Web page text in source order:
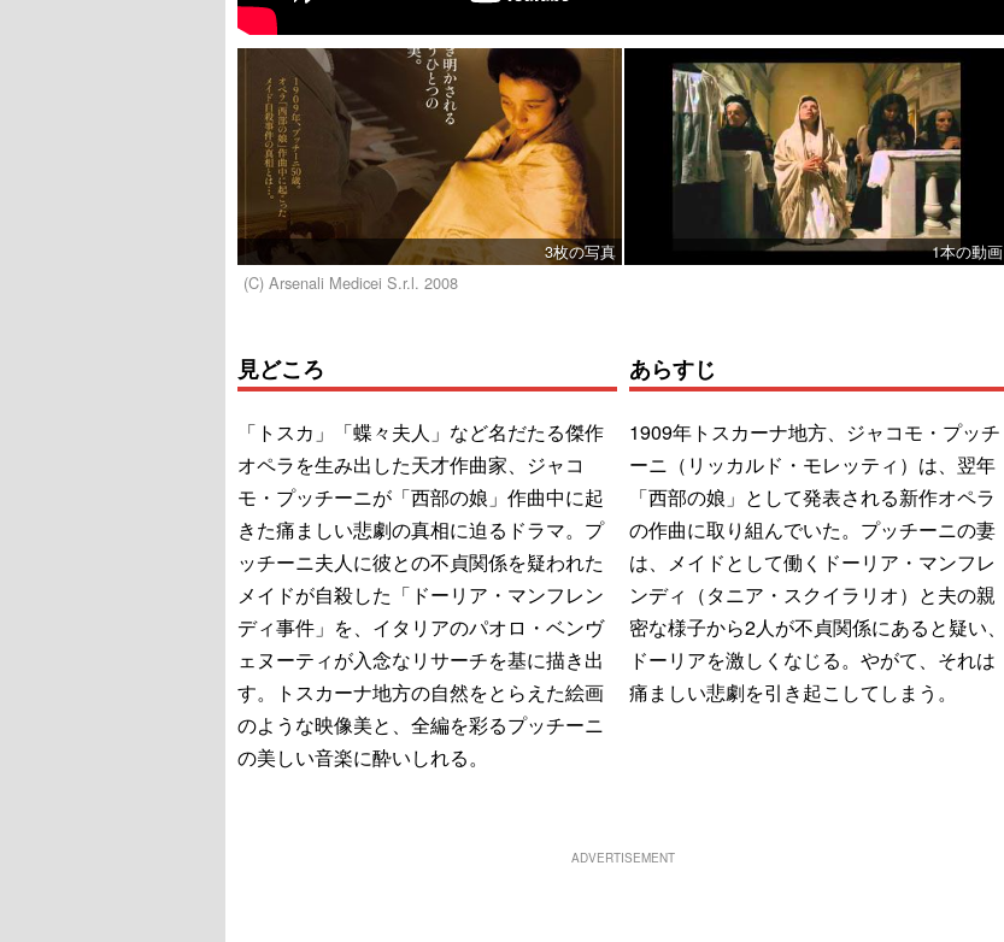
3枚の写真
1本の動画
(C) Arsenali Medicei S.r.l. 2008
見どころ
「トスカ」「蝶々夫人」など名だたる傑作
オペラを生み出した天才作曲家、ジャコ
モ・プッチーニが「西部の娘」作曲中に起
きた痛ましい悲劇の真相に迫るドラマ。プ
ッチーニ夫人に彼との不貞関係を疑われた
メイドが自殺した「ドーリア・マンフレン
ディ事件」を、イタリアのパオロ・ベンヴ
ェヌーティが入念なリサーチを基に描き出
す。トスカーナ地方の自然をとらえた絵画
のような映像美と、全編を彩るプッチーニ
の美しい音楽に酔いしれる。
あらすじ
1909年トスカーナ地方、ジャコモ・プッチ
ーニ（リッカルド・モレッティ）は、翌年
「西部の娘」として発表される新作オペラ
の作曲に取り組んでいた。プッチーニの妻
は、メイドとして働くドーリア・マンフレ
ンディ（タニア・スクイラリオ）と夫の親
密な様子から2人が不貞関係にあると疑い、
ドーリアを激しくなじる。やがて、それは
痛ましい悲劇を引き起こしてしまう。
ADVERTISEMENT